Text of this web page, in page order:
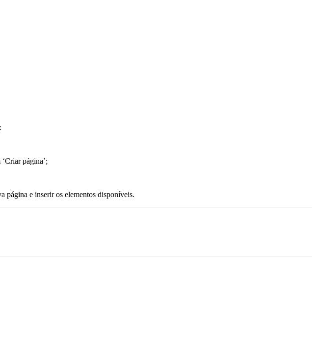
página’;
página e inserir os elementos disponíveis.